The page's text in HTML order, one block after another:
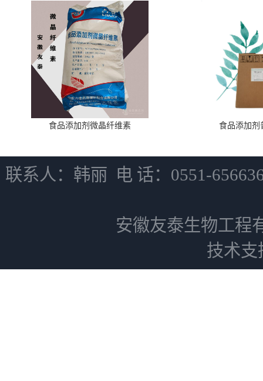
食品添加剂微晶纤维素 食品添加剂
联系人：韩丽 电 话：0551-
安徽友泰生物工程
技术